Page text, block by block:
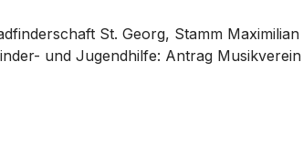
St. Georg, Stamm
und Jugendhilfe: Antrag Musikverein